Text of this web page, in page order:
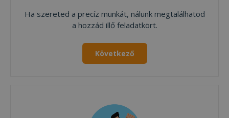
Ha szereted a precíz munkát, nálunk megtalálhatod
a hozzád illő feladatkört.
Következő